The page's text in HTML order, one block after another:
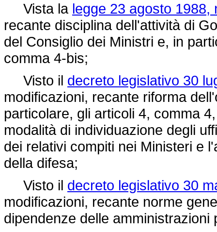
Vista la legge 23 agosto 1988,
recante disciplina dell'attività di
del Consiglio dei Ministri e, in
comma 4-bis;
Visto il decreto legislativo 30
modificazioni, recante riforma
particolare, gli articoli 4, comma
modalità di individuazione degli
dei relativi compiti nei Ministeri e
della difesa;
Visto il decreto legislativo 30
modificazioni, recante norme
dipendenze delle amministrazioni